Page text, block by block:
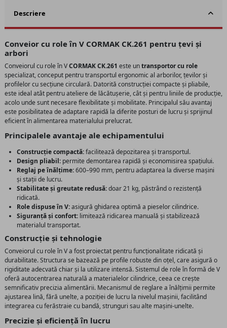
Descriere
Conveior cu role în V CORMAK CK.261 pentru țevi și
arbori
Conveiorul cu role în VCORMAK CK.261 este untransportor cu role
specializat, conceput pentru transportul ergonomic al arborilor, țevilor și
profilelor cu secțiune circulară. Datorită construcției compacte și pliabile,
este ideal atât pentru ateliere de lăcătușerie, cât și pentru liniile de producție,
acolo unde sunt necesare flexibilitate și mobilitate. Principalul său avantaj
este posibilitatea de adaptare rapidă la diferite posturi de lucru și sprijinul
eficient în alimentarea materialului prelucrat.
Principalele avantaje ale echipamentului
Construcție compactă:facilitează depozitarea și transportul.
Design pliabil: permite demontarea rapidă și economisirea spațiului.
Reglaj pe înălțime:600–990 mm, pentru adaptarea la diverse mașini
și stații de lucru.
Stabilitate și greutate redusă:doar 21 kg, păstrând o rezistență
ridicată.
Role dispuse în V:asigură ghidarea optimă a pieselor cilindrice.
Siguranță și confort: limitează ridicarea manuală și stabilizează
materialul transportat.
Construcție și tehnologie
Conveiorul cu role în V a fost proiectat pentru funcționalitate ridicată și
durabilitate. Structura se bazează pe profile robuste din oțel, care asigură o
rigiditate adecvată chiar și la utilizare intensă. Sistemul de role în formă de V
oferă autocentrarea naturală a materialelor cilindrice, ceea ce crește
semnificativ precizia alimentării. Mecanismul de reglare a înălțimii permite
ajustarea lină, fără unelte, a poziției de lucru la nivelul mașinii, facilitând
integrarea cu ferăstraie cu bandă, strunguri sau alte mașini-unelte.
Precizie și eficiență în lucru